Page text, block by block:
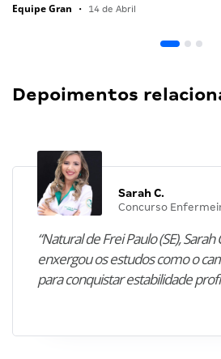
Equipe Gran • 14 de Abril
Depoimentos
Sarah C.
Concurso
“Natural de Frei Paulo (SE),
enxergou os estudos como o
para conquistar estabilidade